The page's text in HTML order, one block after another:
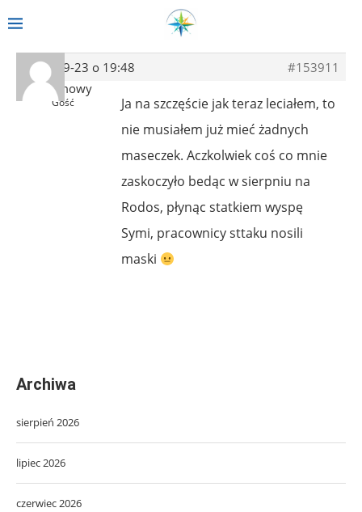
2022-09-23 o 19:48
#153911
Anonimowy
Gość
Ja na szczęście jak teraz leciałem, to
nie musiałem już mieć żadnych
maseczek. Aczkolwiek coś co mnie
zaskoczyło bedąc w sierpniu na
Rodos, płynąc statkiem wyspę
Symi, pracownicy sttaku nosili
maski
Archiwa
sierpień 2026
lipiec 2026
czerwiec 2026